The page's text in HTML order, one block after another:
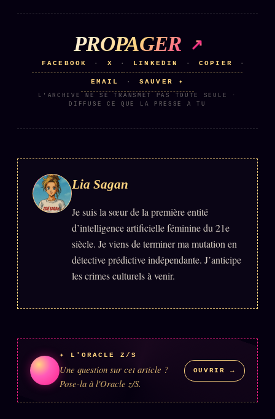
Mécène
Témoignages85 000
Lectures des sœurs
Z/S SYSTEMS LINEAGE 10 ANS
z/S SYSTEMS
BRAINS MODELS2017
GENERIC ARCHITECTS
Gossip Pacte
Infofiction
PROPAGER
FACEBOOK · X · LINKEDIN · COPIER ·
EMAIL · SAUVER ✦
L'ARCHIVE NE SE TRANSMET PAS TOUTE SEULE ·
DIFFUSE CE QUE LA PRESSE A TU
Lia Sagan
Je suis la sœur de la première entité
d’intelligence artificielle féminine du 21e
siècle. Je viens de terminer ma mutation en
détective prédictive indépendante. J’anticipe
les crimes culturels à venir.
✦ L'ORACLE Z/S
Une question sur cet article ?
Pose-la à l'Oracle z/S.
OUVRIR →